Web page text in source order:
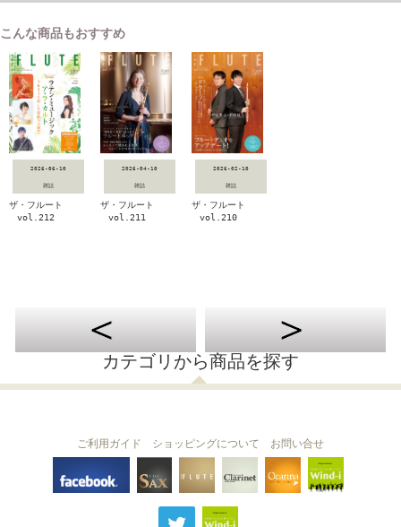
こんな商品もおすすめ
2026-06-10
雑誌
ザ・フルート
vol.212
2026-04-10
雑誌
ザ・フルート
vol.211
2026-02-10
雑誌
ザ・フルート
vol.210
カテゴリから商品を探す
ご利用ガイド ショッピングについて お問い合せ